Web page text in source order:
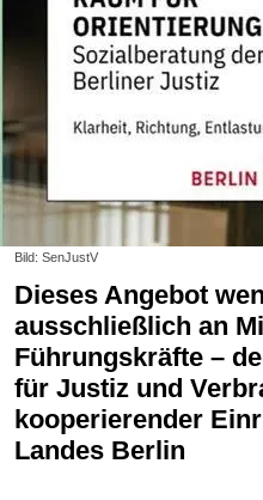
Bild: SenJustV
Dieses Angebot wendet sich
ausschließlich an
Führungskräfte –
für Justiz und
kooperierender
Landes Berlin